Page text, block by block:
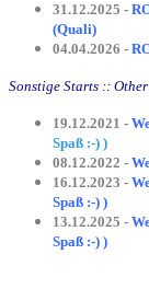
31.12.2025 -
(Quali)
04.04.2026 -
Sonstige Starts :: Other
19.12.2021 -
Spaß :-) )
08.12.2022 -
16.12.2023 -
Spaß :-) )
13.12.2025 -
Spaß :-) )